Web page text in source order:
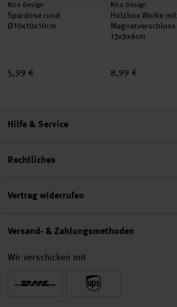
Hersteller:
Rico Design
Spardose rund
Ø10x10x10cm
5,99 €
Hersteller:
Rico Design
Holzbox Wolke mit
Magnetverschluss
13x9x6cm
8,99 €
Hilfe & Service
Rechtliches
Vertrag widerrufen
Versand- & Zahlungsmethoden
Wir verschicken mit